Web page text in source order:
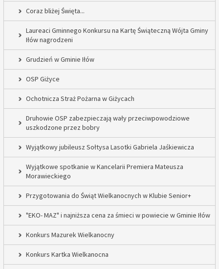
Coraz bliżej Święta...
Laureaci Gminnego Konkursu na Kartę Świąteczną Wójta Gminy
Iłów nagrodzeni
Grudzień w Gminie Iłów
OSP Giżyce
Ochotnicza Straż Pożarna w Giżycach
Druhowie OSP zabezpieczają wały przeciwpowodziowe
uszkodzone przez bobry
Wyjątkowy jubileusz Sołtysa Lasotki Gabriela Jaśkiewicza
Wyjątkowe spotkanie w Kancelarii Premiera Mateusza
Morawieckiego
Przygotowania do Świąt Wielkanocnych w Klubie Senior+
"EKO- MAZ" i najniższa cena za śmieci w powiecie w Gminie Iłów
Konkurs Mazurek Wielkanocny
Konkurs Kartka Wielkanocna